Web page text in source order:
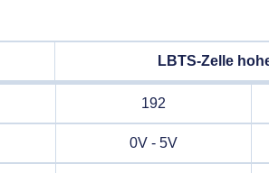
LBTS-Zelle
192
0V - 5V